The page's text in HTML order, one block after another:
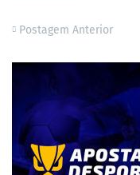
Postagem Anterior